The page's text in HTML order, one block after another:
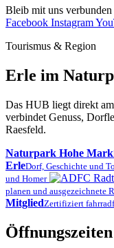
Bleib mit uns verbunden
Facebook Instagram
Tourismus & Region
Erle im
Das HUB liegt direkt
verbindet Genuss,
Raesfeld.
Naturpark Hohe Mark
ErleDorf, Geschichte und
und Homer
planen und ausgezeichnete
MitgliedZertifiziert
Öffnungszeiten